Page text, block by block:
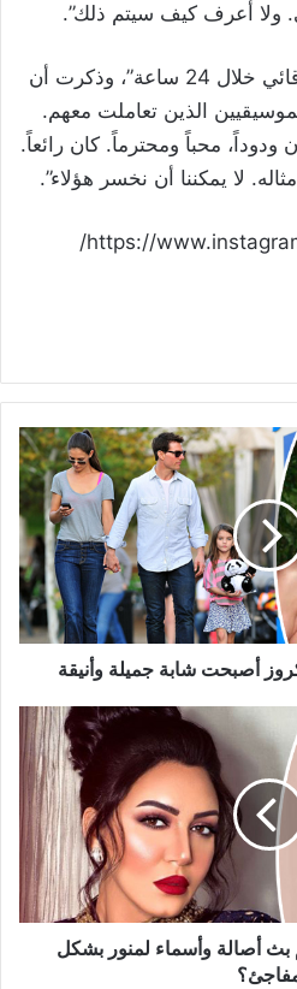
ولا أعرف كيف سيتم ذلك”.
وتابعت: “فقدت 3 من أصدقائي خلال 24 ساعة”، وذكرت أن
الذين تعاملت معهم.
ودوداً، محباً ومحترماً. كان رائعاً.
لا يمكننا أن نخسر هؤلاء”.
https://
أصبحت شابة جميلة وأنيقة
بث أصالة وأسماء لمنور بشكل